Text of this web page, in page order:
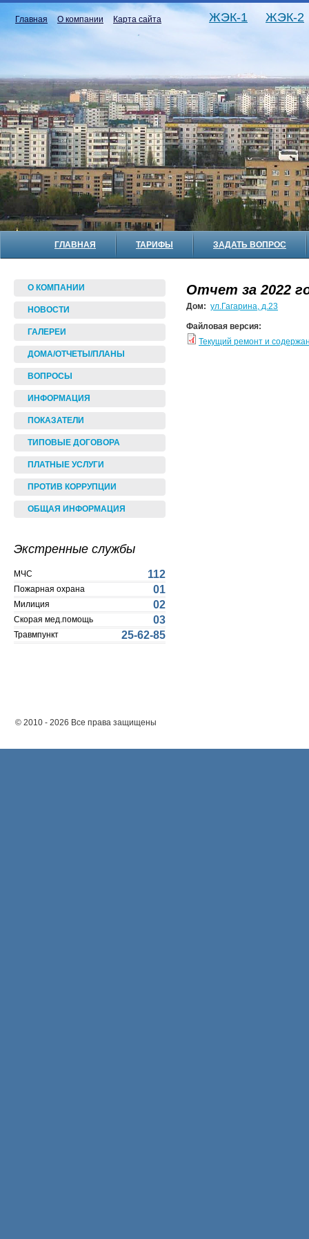
Главная О компании Карта сайта ЖЭК-1 ЖЭК-2
ГЛАВНАЯ ТАРИФЫ ЗАДАТЬ ВОПРОС
О КОМПАНИИ
НОВОСТИ
ГАЛЕРЕИ
ДОМА/ОТЧЕТЫ/ПЛАНЫ
ВОПРОСЫ
ИНФОРМАЦИЯ
ПОКАЗАТЕЛИ
ТИПОВЫЕ ДОГОВОРА
ПЛАТНЫЕ УСЛУГИ
ПРОТИВ КОРРУПЦИИ
ОБЩАЯ ИНФОРМАЦИЯ
Экстренные службы
МЧС 112
Пожарная охрана 01
Милиция 02
Скорая мед.помощь 03
Травмпункт 25-62-85
Отчет за 2022
Дом: ул.Гагарина, д.23
Файловая версия:
Текущий ремонт и
© 2010 - 2026 Все права защищены